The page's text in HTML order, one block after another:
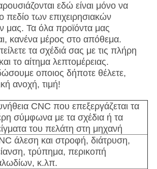
εδώ είναι μόνο να
πεδίο των επιχειρησιακών
μας. Τα όλα προϊόντα μας
κανένα μέρος στο απόθεμα.
τα σχέδιά σας με τις πλήρη
το αίτημα λεπτομέρειας.
οποιος δήποτε θέλετε,
ανοχή, τιμή!
CNC που επεξεργάζεται τα
σύμφωνα με τα σχέδια ή τα
του πελάτη στη μηχανή
άλεση και στροφή, διάτρυση,
τρύπημα, περικοπή
κ.λπ.